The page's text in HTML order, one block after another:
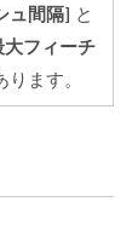
ュ間隔] と
フィーチ
ます。